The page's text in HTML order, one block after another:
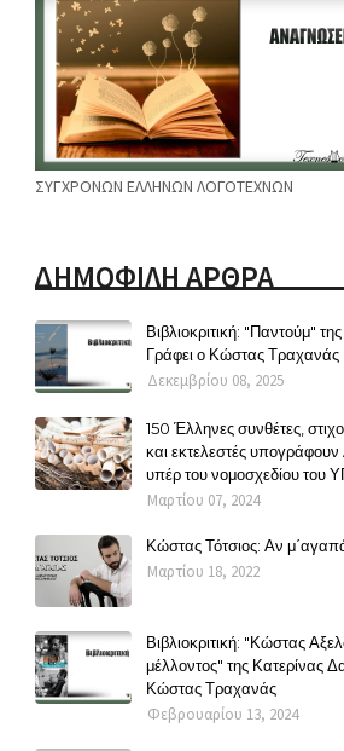
ΣΥΓΧΡΟΝΩΝ ΕΛΛΗΝΩΝ ΛΟΓΟΤΕΧΝΩΝ
ΔΗΜΟΦΙΛΗ ΑΡΘΡΑ
Βιβλιοκριτική: "Παντούμ"
Γράφει ο Κώστας Τραχανάς
Δεκεμβρίου 08, 2025
150 Έλληνες συνθέτες,
και εκτελεστές
υπέρ του νομοσχεδίου του
Μαρτίου 07, 2024
Κώστας Τότσιος: Αν
Μαρτίου 18, 2022
Βιβλιοκριτική: "Κώστας
μέλλοντος" της Κατερίνας
Κώστας Τραχανάς
Φεβρουαρίου 13, 2024